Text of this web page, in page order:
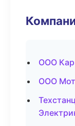
ООО Кар
ООО